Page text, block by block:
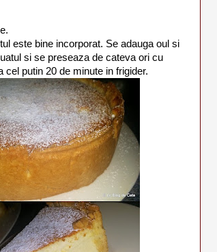
este bine incorporat. Se adauga oul si
si se preseaza de cateva ori cu
putin 20 de minute in frigider.